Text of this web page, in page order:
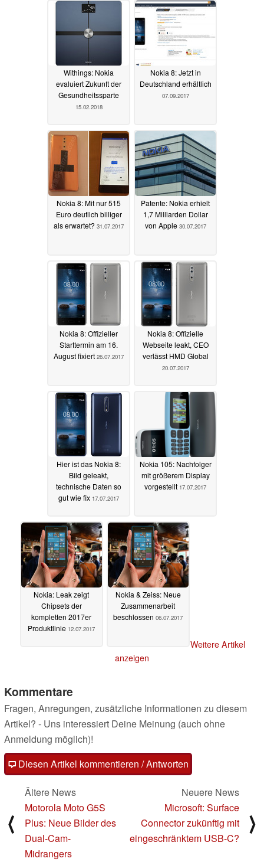
Withings: Nokia
evaluiert Zukunft der
Gesundheitssparte
15.02.2018
Nokia 8: Jetzt in
Deutschland erhältlich
07.09.2017
Nokia 8: Mit nur 515
Euro deutlich billiger
als erwartet? 31.07.2017
Patente: Nokia erhielt
1,7 Milliarden Dollar
von Apple 30.07.2017
Nokia 8: Offizieller
Starttermin am 16.
August fixiert 26.07.2017
Nokia 8: Offizielle
Webseite leakt, CEO
verlässt HMD Global
20.07.2017
Hier ist das Nokia 8:
Bild geleakt,
technische Daten so
gut wie fix 17.07.2017
Nokia 105: Nachfolger
mit größerem Display
vorgestellt 17.07.2017
Nokia: Leak zeigt
Chipsets der
kompletten 2017er
Produktlinie 12.07.2017
Nokia & Zeiss: Neue
Zusammenarbeit
beschlossen 06.07.2017
Weitere Artikel
anzeigen
Kommentare
Fragen, Anregungen, zusätzliche Informationen zu diesem
Artikel? - Uns interessiert Deine Meinung (auch ohne
Anmeldung möglich)!
Diesen Artikel kommentieren / Antworten
⟨
Ältere News
Motorola Moto G5S
Plus: Neue Bilder des
Dual-Cam-
Midrangers
Neuere News
Microsoft: Surface
Connector zukünftig mit
eingeschränktem USB-C?
⟩